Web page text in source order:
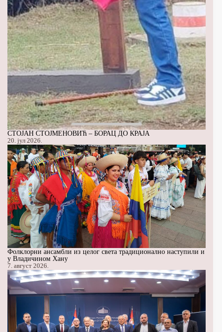
СТОЈАН СТОЈМЕНОВИЋ – БОРАЦ ДО КРАЈА
20. јул 2026.
Фолклорни ансамбли из целог света традиционално наступили и
у Владичином Хану
7. август 2026.